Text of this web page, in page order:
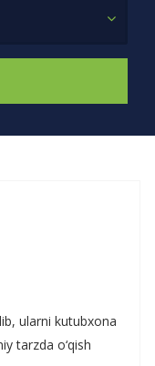
ularni kutubxona
tarzda o‘qish